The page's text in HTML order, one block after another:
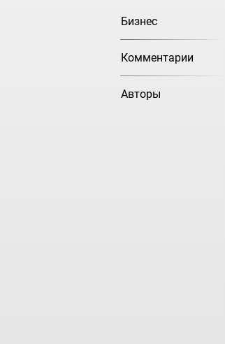
Бизнес
Комментарии
Авторы